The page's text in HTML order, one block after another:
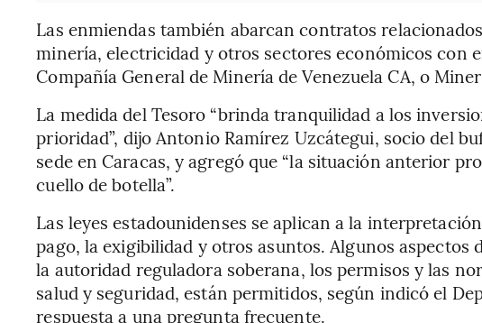
Las enmiendas también abarcan contratos
minería, electricidad y otros sectores económicos con
Compañía General de Minería de Venezuela CA, o
La medida del Tesoro “brinda tranquilidad a los
prioridad”, dijo Antonio Ramírez Uzcátegui, socio del
sede en Caracas, y agregó que “la situación anterior
cuello de botella”.
Las leyes estadounidenses se aplican a la
pago, la exigibilidad y otros asuntos. Algunos aspectos
la autoridad reguladora soberana, los permisos y las
salud y seguridad, están permitidos, según indicó el
respuesta a una pregunta frecuente.